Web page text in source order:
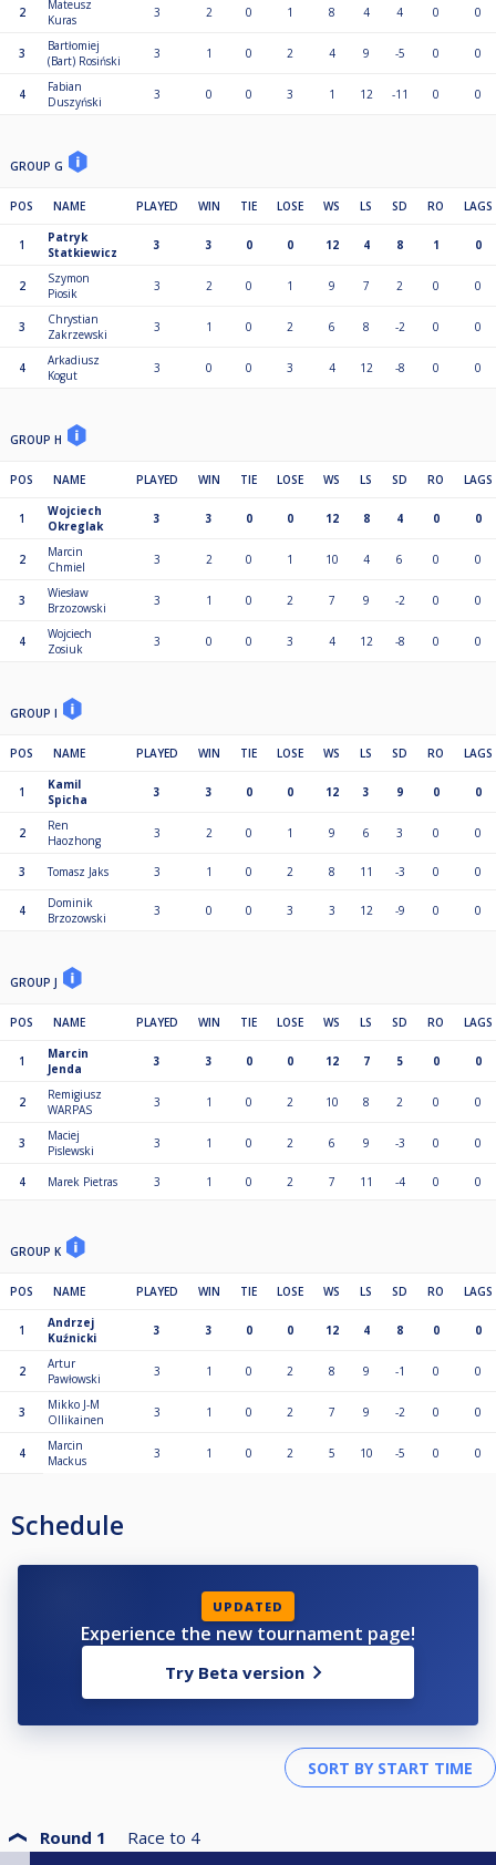
2
Mateusz
Kuras
3 2 0 1 8 4 4 0 0
3
Bartłomiej
(Bart) Rosiński
3 1 0 2 4 9 -5 0 0
4
Fabian
Duszyński
3 0 0 3 1 12 -11 0 0
GROUP G
POS NAME PLAYED WIN TIE LOSE WS LS SD RO LAGS
1
Patryk
Statkiewicz
3 3 0 0 12 4 8 1 0
2
Szymon
Piosik
3 2 0 1 9 7 2 0 0
3
Chrystian
Zakrzewski
3 1 0 2 6 8 -2 0 0
4
Arkadiusz
Kogut
3 0 0 3 4 12 -8 0 0
GROUP H
POS NAME PLAYED WIN TIE LOSE WS LS SD RO LAGS
1
Wojciech
Okreglak
3 3 0 0 12 8 4 0 0
2
Marcin
Chmiel
3 2 0 1 10 4 6 0 0
3
Wiesław
Brzozowski
3 1 0 2 7 9 -2 0 0
4
Wojciech
Zosiuk
3 0 0 3 4 12 -8 0 0
GROUP I
POS NAME PLAYED WIN TIE LOSE WS LS SD RO LAGS
1
Kamil
Spicha
3 3 0 0 12 3 9 0 0
2
Ren
Haozhong
3 2 0 1 9 6 3 0 0
3 Tomasz Jaks 3 1 0 2 8 11 -3 0 0
4
Dominik
Brzozowski
3 0 0 3 3 12 -9 0 0
GROUP J
POS NAME PLAYED WIN TIE LOSE WS LS SD RO LAGS
1
Marcin
Jenda
3 3 0 0 12 7 5 0 0
2
Remigiusz
WARPAS
3 1 0 2 10 8 2 0 0
3
Maciej
Pislewski
3 1 0 2 6 9 -3 0 0
4 Marek Pietras 3 1 0 2 7 11 -4 0 0
GROUP K
POS NAME PLAYED WIN TIE LOSE WS LS SD RO LAGS
1
Andrzej
Kuźnicki
3 3 0 0 12 4 8 0 0
2
Artur
Pawłowski
3 1 0 2 8 9 -1 0 0
3
Mikko J-M
Ollikainen
3 1 0 2 7 9 -2 0 0
4
Marcin
Mackus
3 1 0 2 5 10 -5 0 0
Schedule
UPDATED
Experience the new tournament page!
Try Beta version
Round 1 Race to 4